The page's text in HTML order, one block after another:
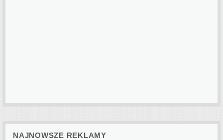
NAJNOWSZE REKLAMY